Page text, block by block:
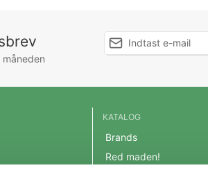
KATALOG
Brands
Red maden!